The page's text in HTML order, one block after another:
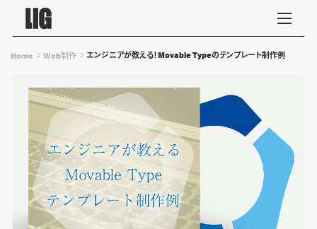
Home Web制作 エンジニアが教える！Movable Typeのテンプレート制作例